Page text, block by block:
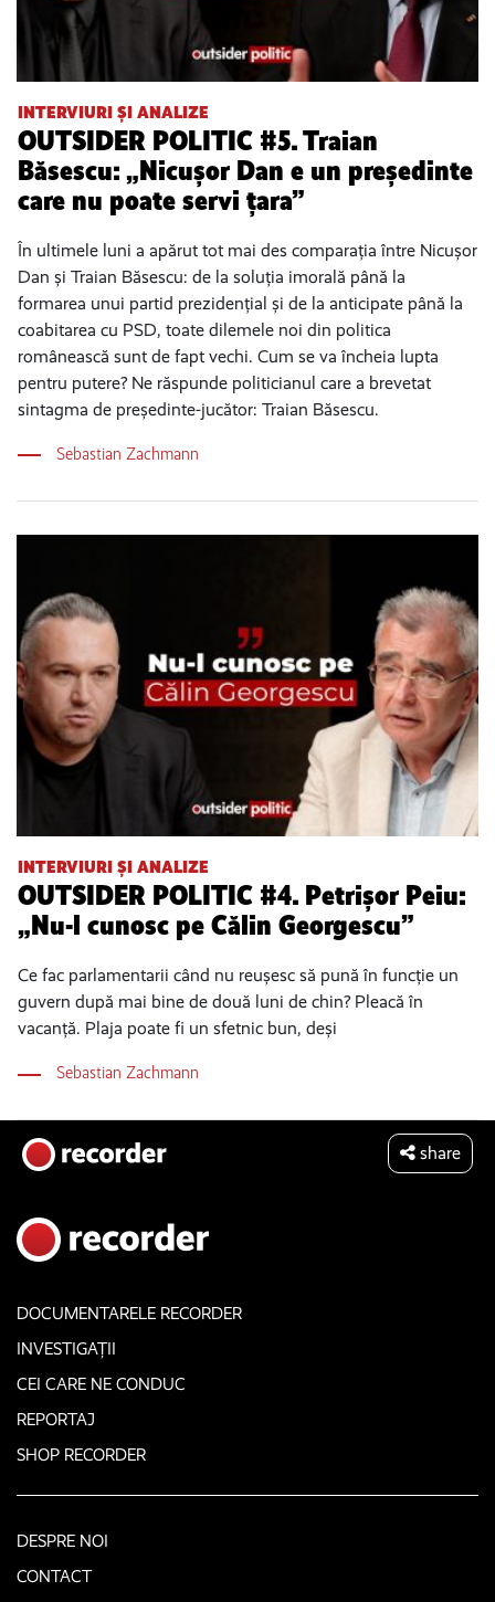
INTERVIURI ȘI ANALIZE
OUTSIDER POLITIC #5. Traian
Băsescu: „Nicușor Dan e un președinte
care nu poate servi țara”
În ultimele luni a apărut tot mai des comparația între Nicușor
Dan și Traian Băsescu: de la soluția imorală până la
formarea unui partid prezidențial și de la anticipate până la
coabitarea cu PSD, toate dilemele noi din politica
românească sunt de fapt vechi. Cum se va încheia lupta
pentru putere? Ne răspunde politicianul care a brevetat
sintagma de președinte-jucător: Traian Băsescu.
Sebastian Zachmann
INTERVIURI ȘI ANALIZE
OUTSIDER POLITIC #4. Petrișor Peiu:
„Nu-l cunosc pe Călin Georgescu”
Ce fac parlamentarii când nu reușesc să pună în funcție un
guvern după mai bine de două luni de chin? Pleacă în
vacanță. Plaja poate fi un sfetnic bun, deși
Sebastian Zachmann
share
DOCUMENTARELE RECORDER
INVESTIGAȚII
CEI CARE NE CONDUC
REPORTAJ
SHOP RECORDER
DESPRE NOI
CONTACT